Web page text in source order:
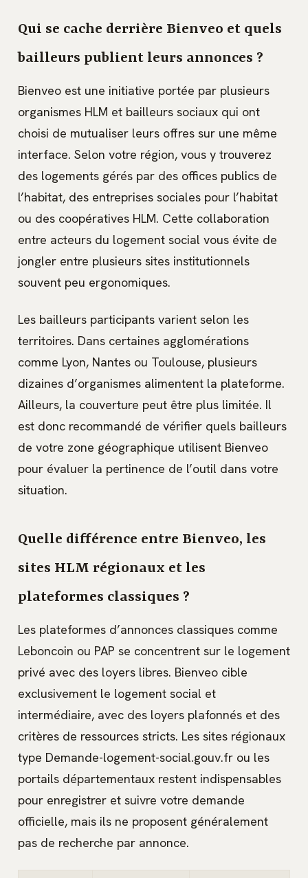
Qui se cache derrière Bienveo et quels
bailleurs publient leurs annonces ?
Bienveo est une initiative portée par plusieurs
organismes HLM et bailleurs sociaux qui ont
choisi de mutualiser leurs offres sur une même
interface. Selon votre région, vous y trouverez
des logements gérés par des offices publics de
l’habitat, des entreprises sociales pour l’habitat
ou des coopératives HLM. Cette collaboration
entre acteurs du logement social vous évite de
jongler entre plusieurs sites institutionnels
souvent peu ergonomiques.
Les bailleurs participants varient selon les
territoires. Dans certaines agglomérations
comme Lyon, Nantes ou Toulouse, plusieurs
dizaines d’organismes alimentent la plateforme.
Ailleurs, la couverture peut être plus limitée. Il
est donc recommandé de vérifier quels bailleurs
de votre zone géographique utilisent Bienveo
pour évaluer la pertinence de l’outil dans votre
situation.
Quelle différence entre Bienveo, les
sites HLM régionaux et les
plateformes classiques ?
Les plateformes d’annonces classiques comme
Leboncoin ou PAP se concentrent sur le logement
privé avec des loyers libres. Bienveo cible
exclusivement le logement social et
intermédiaire, avec des loyers plafonnés et des
critères de ressources stricts. Les sites régionaux
type Demande-logement-social.gouv.fr ou les
portails départementaux restent indispensables
pour enregistrer et suivre votre demande
officielle, mais ils ne proposent généralement
pas de recherche par annonce.